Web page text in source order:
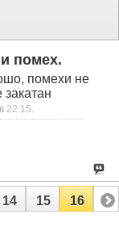
помех.
помехи не
закатан
22:15
14 15 16